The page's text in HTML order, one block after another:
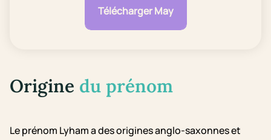
Télécharger May
Origine du prénom
Le prénom Lyham a des origines anglo-saxonnes et